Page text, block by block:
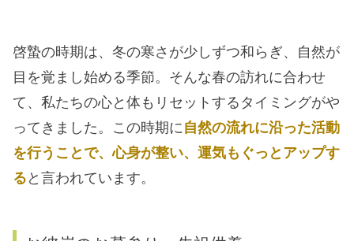
啓蟄の時期は、冬の寒さが少しずつ和らぎ、自然が
目を覚まし始める季節。そんな春の訪れに合わせ
て、私たちの心と体もリセットするタイミングがや
ってきました。この時期に自然の流れに沿った活動
を行うことで、心身が整い、運気もぐっとアップす
る と言われています。